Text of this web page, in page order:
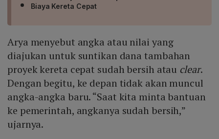
Biaya Kereta Cepat
Arya menyebut angka atau nilai yang
diajukan untuk suntikan dana tambahan
proyek kereta cepat sudah bersih atau clear.
Dengan begitu, ke depan tidak akan muncul
angka-angka baru. “Saat kita minta bantuan
ke pemerintah, angkanya sudah bersih,”
ujarnya.